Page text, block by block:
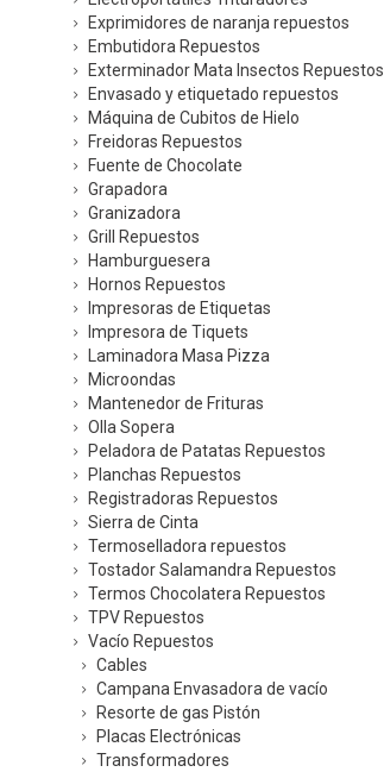
Exprimidores de naranja repuestos
Embutidora Repuestos
Exterminador Mata Insectos Repuestos
Envasado y etiquetado repuestos
Máquina de Cubitos de Hielo
Freidoras Repuestos
Fuente de Chocolate
Grapadora
Granizadora
Grill Repuestos
Hamburguesera
Hornos Repuestos
Impresoras de Etiquetas
Impresora de Tiquets
Laminadora Masa Pizza
Microondas
Mantenedor de Frituras
Olla Sopera
Peladora de Patatas Repuestos
Planchas Repuestos
Registradoras Repuestos
Sierra de Cinta
Termoselladora repuestos
Tostador Salamandra Repuestos
Termos Chocolatera Repuestos
TPV Repuestos
Vacío Repuestos
Cables
Campana Envasadora de vacío
Resorte de gas Pistón
Placas Electrónicas
Transformadores